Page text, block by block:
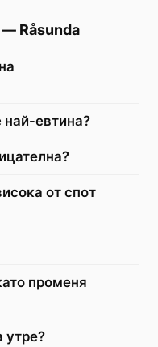
— Råsunda
най-евтина?
от спот
променя
утре?